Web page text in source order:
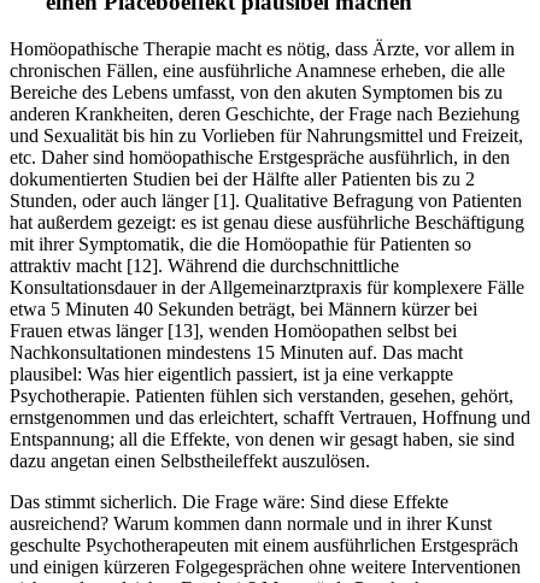
Homöopathische Therapie macht es nötig, dass Ärzte, vor allem in
chronischen Fällen, eine ausführliche Anamnese erheben, die alle
Bereiche des Lebens umfasst, von den akuten Symptomen bis zu
anderen Krankheiten, deren Geschichte, der Frage nach Beziehung
und Sexualität bis hin zu Vorlieben für Nahrungsmittel und Freizeit,
etc. Daher sind homöopathische Erstgespräche ausführlich, in den
dokumentierten Studien bei der Hälfte aller Patienten bis zu 2
Stunden, oder auch länger [1]. Qualitative Befragung von Patienten
hat außerdem gezeigt: es ist genau diese ausführliche Beschäftigung
mit ihrer Symptomatik, die die Homöopathie für Patienten so
attraktiv macht [12]. Während die durchschnittliche
Konsultationsdauer in der Allgemeinarztpraxis für komplexere Fälle
etwa 5 Minuten 40 Sekunden beträgt, bei Männern kürzer bei
Frauen etwas länger [13], wenden Homöopathen selbst bei
Nachkonsultationen mindestens 15 Minuten auf. Das macht
plausibel: Was hier eigentlich passiert, ist ja eine verkappte
Psychotherapie. Patienten fühlen sich verstanden, gesehen, gehört,
ernstgenommen und das erleichtert, schafft Vertrauen, Hoffnung und
Entspannung; all die Effekte, von denen wir gesagt haben, sie sind
dazu angetan einen Selbstheileffekt auszulösen.
Das stimmt sicherlich. Die Frage wäre: Sind diese Effekte
ausreichend? Warum kommen dann normale und in ihrer Kunst
geschulte Psychotherapeuten mit einem ausführlichen Erstgespräch
und einigen kürzeren Folgegesprächen ohne weitere Interventionen